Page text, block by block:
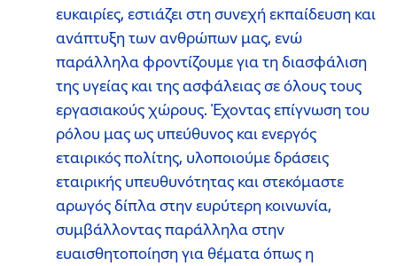
ευκαιρίες, εστιάζει στη συνεχή εκπαίδευση και
ανάπτυξη των ανθρώπων μας, ενώ
παράλληλα φροντίζουμε για τη διασφάλιση
της υγείας και της ασφάλειας σε όλους τους
εργασιακούς χώρους. Έχοντας επίγνωση του
ρόλου μας ως υπεύθυνος και ενεργός
εταιρικός πολίτης, υλοποιούμε δράσεις
εταιρικής υπευθυνότητας και στεκόμαστε
αρωγός δίπλα στην ευρύτερη κοινωνία,
συμβάλλοντας παράλληλα στην
ευαισθητοποίηση για θέματα όπως η